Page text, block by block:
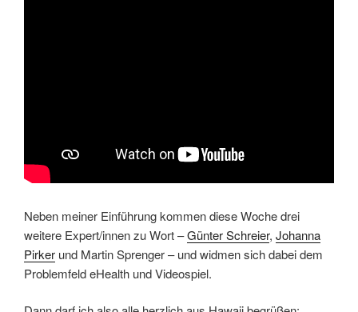
Neben meiner Einführung kommen diese Woche drei
weitere Expert/innen zu Wort –Günter Schreier, Johanna
Pirker und Martin Sprenger – und widmen sich dabei dem
Problemfeld eHealth und Videospiel.